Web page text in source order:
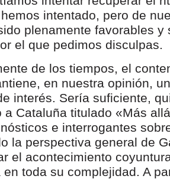
intentado, pero de
plenamente favorables y
el que pedimos disculpas.
de los tiempos, el
en nuestra opinión,
interés. Sería suficiente,
a Cataluña titulado «Más
e interrogantes
la perspectiva general de
el acontecimiento
toda su complejidad. A